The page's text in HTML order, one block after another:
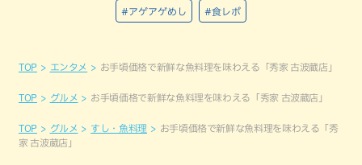
#アゲアゲめし #食レポ
TOP エンタメ お手頃価格で新鮮な魚料理を味わえる「秀家 古波蔵店」
TOP グルメ お手頃価格で新鮮な魚料理を味わえる「秀家 古波蔵店」
TOP グルメ すし・魚料理
お手頃価格で新鮮な魚料理を味わえる「秀
家 古波蔵店」